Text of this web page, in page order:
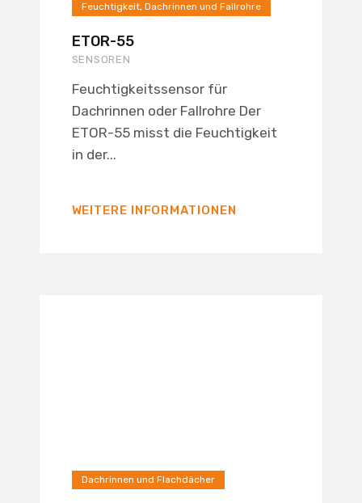
Feuchtigkeit, Dachrinnen und Fallrohre
ETOR-55
SENSOREN
Feuchtigkeitssensor für
Dachrinnen oder Fallrohre Der
ETOR-55 misst die Feuchtigkeit
in der...
WEITERE INFORMATIONEN
Dachrinnen und Flachdächer